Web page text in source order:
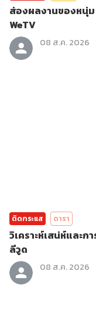
ส่องผลงานของหนุ่ม
WeTV
08 ส.ค. 2026
ติดกระแส ดารา
วิเคราะห์เสน่ห์และ
ลีวูด
08 ส.ค. 2026